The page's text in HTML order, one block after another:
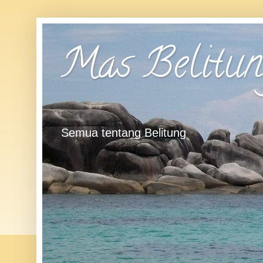
Mas
Semua tentang Belitung